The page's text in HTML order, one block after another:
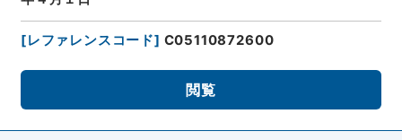
[レファレンスコード] C05110872600
閲覧